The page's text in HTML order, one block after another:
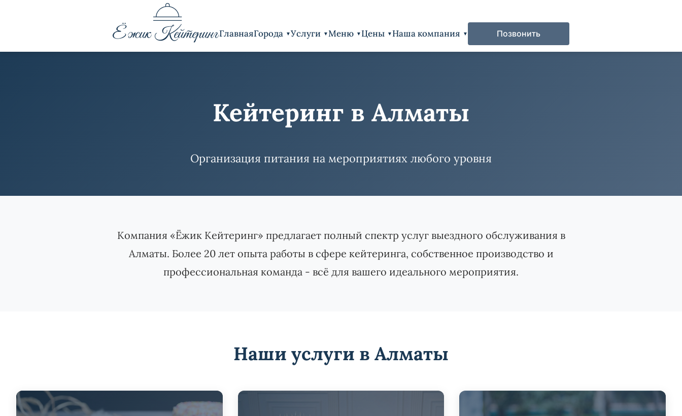
ГлавнаяГорода Услуги Меню Цены Наша компания Позвонить
Кейтеринг в Алматы
Организация питания на мероприятиях любого уровня
Компания «Ёжик Кейтеринг» предлагает полный спектр услуг выездного обслуживания в
Алматы. Более 20 лет опыта работы в сфере кейтеринга, собственное производство и
профессиональная команда - всё для вашего идеального мероприятия.
Наши услуги в Алматы